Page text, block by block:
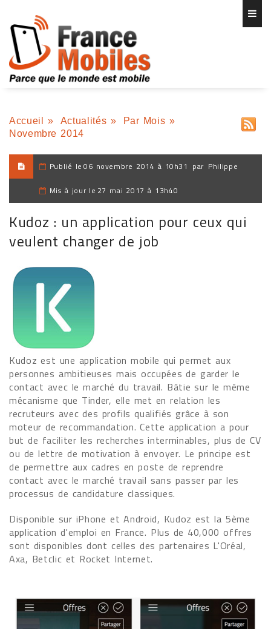
Accueil » Actualités » Par Mois »
Novembre 2014
Publié le 06 novembre 2014 à 10h31 par Philippe
Mis à jour le 27 mai 2017 à 13h40
Kudoz : un application pour ceux qui
veulent changer de job
Kudoz est une application mobile qui permet aux
personnes ambitieuses mais occupées de garder le
contact avec le marché du travail. Bâtie sur le même
mécanisme que Tinder, elle met en relation les
recruteurs avec des profils qualifiés grâce à son
moteur de recommandation. Cette application a pour
but de faciliter les recherches interminables, plus de CV
ou de lettre de motivation à envoyer. Le principe est
de permettre aux cadres en poste de reprendre
contact avec le marché travail sans passer par les
processus de candidature classiques.
Disponible sur iPhone et Android, Kudoz est la 5ème
application d'emploi en France. Plus de 40,000 offres
sont disponibles dont celles des partenaires L'Oréal,
Axa, Betclic et Rocket Internet.